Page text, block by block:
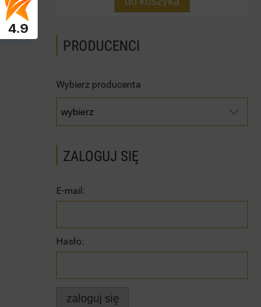
PRODUCENCI
Wybierz producenta
ZALOGUJ SIĘ
E-mail:
Hasło:
zaloguj się
4.9